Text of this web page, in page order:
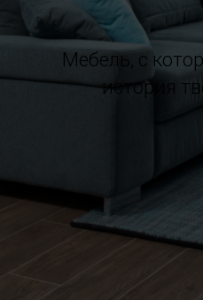
Мебель, с
история